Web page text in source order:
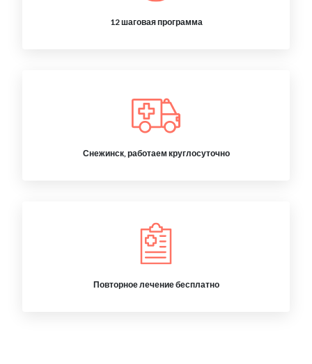
12 шаговая программа
Снежинск, работаем круглосуточно
Повторное лечение бесплатно